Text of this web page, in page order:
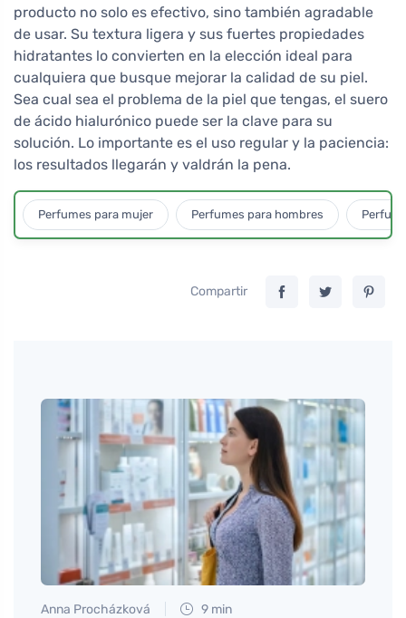
producto no solo es efectivo, sino también agradable
de usar. Su textura ligera y sus fuertes propiedades
hidratantes lo convierten en la elección ideal para
cualquiera que busque mejorar la calidad de su piel.
Sea cual sea el problema de la piel que tengas, el suero
de ácido hialurónico puede ser la clave para su
solución. Lo importante es el uso regular y la paciencia:
los resultados llegarán y valdrán la pena.
Perfumes para mujer Perfumes para hombres
Compartir
Anna Procházková 9 min